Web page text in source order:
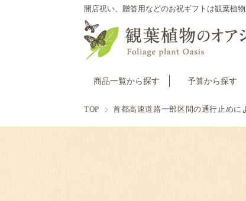
開店祝い、贈答用などのお祝ギフトは観葉植
商品一覧から探す 予算から探す
TOP 首都高速道路一部区間の通行止めに